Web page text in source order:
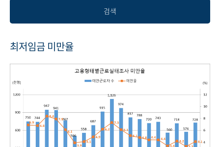
검색
최저임금 미만율